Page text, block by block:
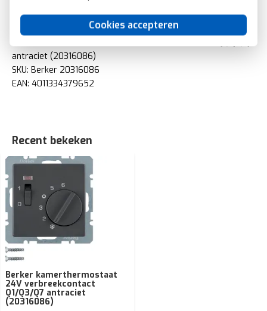
Cookies accepteren
Thermische terugkoppeling: Serie
antraciet (20316086)
SKU: Berker 20316086
EAN: 4011334379652
Recent bekeken
Berker kamerthermostaat
24V verbreekcontact
Q1/Q3/Q7 antraciet
(20316086)